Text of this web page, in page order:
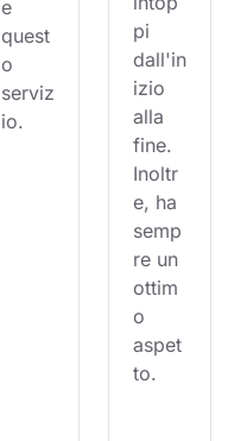
e
quest
o
serviz
io.
pi
dall'in
izio
alla
fine.
Inoltr
e, ha
semp
re un
ottim
o
aspet
to.